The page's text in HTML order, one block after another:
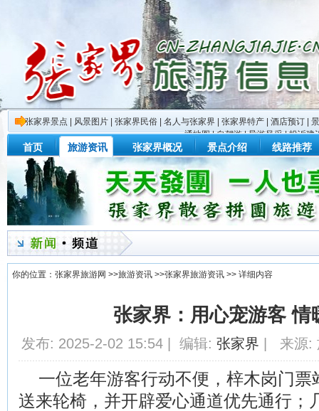
张家界景点 风景图片 张家界民俗 名人与张家界 张家界特产 酒店预订
通地图|自驾游|导游风采|投诉建
首页 旅游资讯 张家界概况 景点介绍 线路推荐
你的位置： 张家界旅游网 >>旅游资讯 >>张家界旅游资讯 >> 详细内容
张家界：用心宠游客 情
发布: 2025-2-02 15:54 | 编辑: 张家界 | 来源:
一位老年游客行动不便，梓木岗门
送来轮椅，并开辟爱心通道优先通行；